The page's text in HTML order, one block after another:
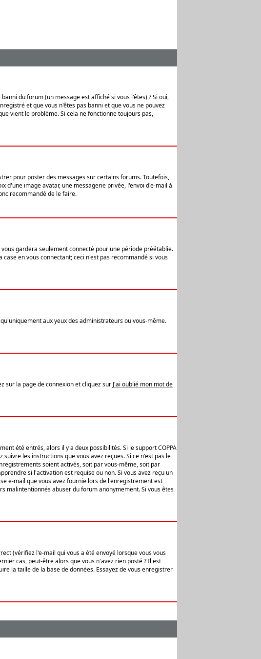
du forum (un message est affiché si vous l'êtes) ? Si oui,
et que vous n'êtes pas banni et que vous ne pouvez
vient le problème. Si cela ne fonctionne toujours pas,
pour poster des messages sur certains forums. Toutefois,
d'une image avatar, une messagerie privée, l'envoi d'e-mail à
recommandé de le faire.
gardera seulement connecté pour une période préétablie.
en vous connectant; ceci n'est pas recommandé si vous
aux yeux des administrateurs ou vous-même.
sur la page de connexion et cliquez sur J'ai oublié mon mot de
été entrés, alors il y a deux possibilités. Si le support COPPA
les instructions que vous avez reçues. Si ce n'est pas le
soient activés, soit par vous-même, soit par
si l'activation est requise ou non. Si vous avez reçu un
e-mail que vous avez fournie lors de l'enregistrement est
malintentionnés abuser du forum anonymement. Si vous êtes
(vérifiez l'e-mail qui vous a été envoyé lorsque vous vous
cas, peut-être alors que vous n'avez rien posté ? Il est
la taille de la base de données. Essayez de vous enregistrer